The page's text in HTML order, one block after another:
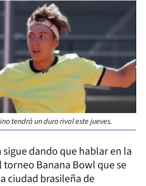
tendrá un duro rival este jueves.
dando que hablar en la
torneo Banana Bowl que se
ciudad brasileña de